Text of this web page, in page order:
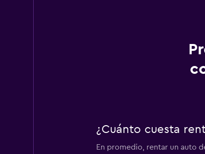
¿Cuánto cuesta
En promedio, rentar un auto